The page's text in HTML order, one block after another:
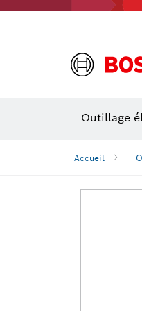
Outillage
Accueil